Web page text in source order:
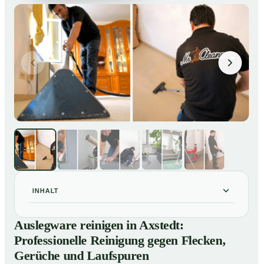
INHALT
01 Auslegware reinigen in Axstedt: Professionelle
Reinigung gegen Flecken, Gerüche und Laufspuren
02 So wird Auslegware in Axstedt professionell gereinigt
Auslegware reinigen in Axstedt:
Professionelle Reinigung gegen Flecken,
Gerüche und Laufspuren